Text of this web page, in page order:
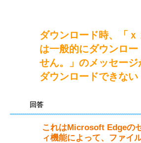
ダウンロード時、「
は一般的にダウンロー
せん。」のメッセージ
ダウンロードできない
回答
これはMicrosoft Edgeの
ィ機能によって、ファイ